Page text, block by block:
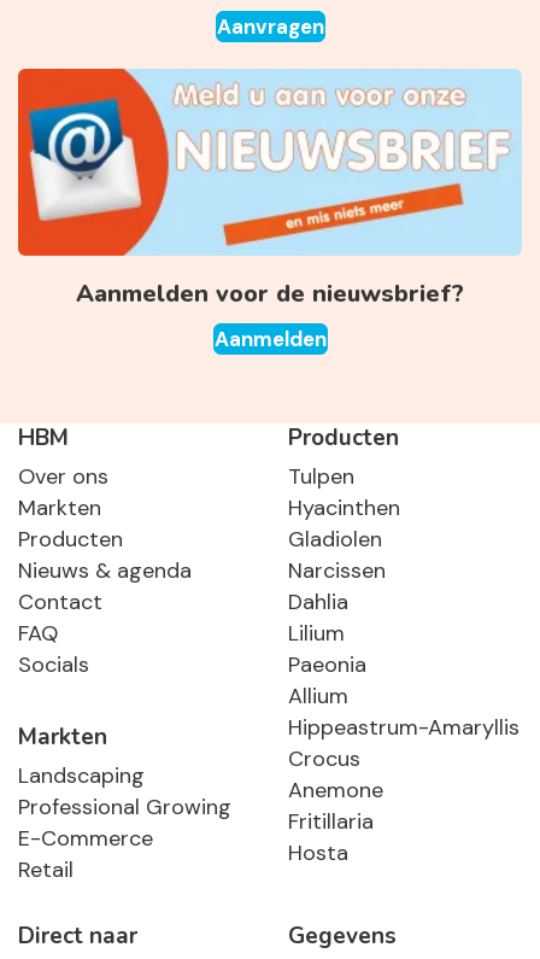
Aanvragen
Aanmelden voor de nieuwsbrief?
Aanmelden
HBM
Over ons
Markten
Producten
Nieuws & agenda
Contact
FAQ
Socials
Markten
Landscaping
Professional Growing
E-Commerce
Retail
Producten
Tulpen
Hyacinthen
Gladiolen
Narcissen
Dahlia
Lilium
Paeonia
Allium
Hippeastrum-Amaryllis
Crocus
Anemone
Fritillaria
Hosta
Direct naar Gegevens